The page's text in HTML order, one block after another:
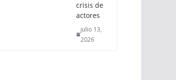
crisis de
actores
julio 13,
2026